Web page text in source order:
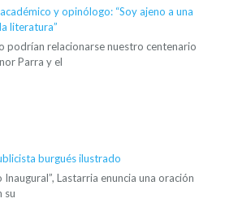
y opinólogo: “Soy ajeno a una
literatura”
podrían relacionarse nuestro centenario
Parra y el
burgués ilustrado
Inaugural”, Lastarria enuncia una oración
su